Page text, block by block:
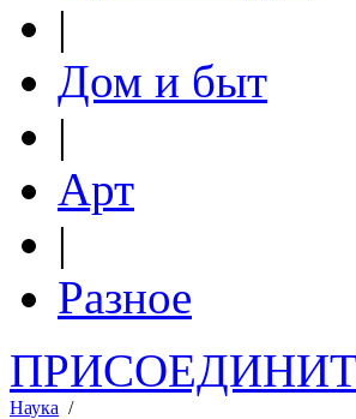
|
Дом и быт
|
Арт
|
Разное
Наука /